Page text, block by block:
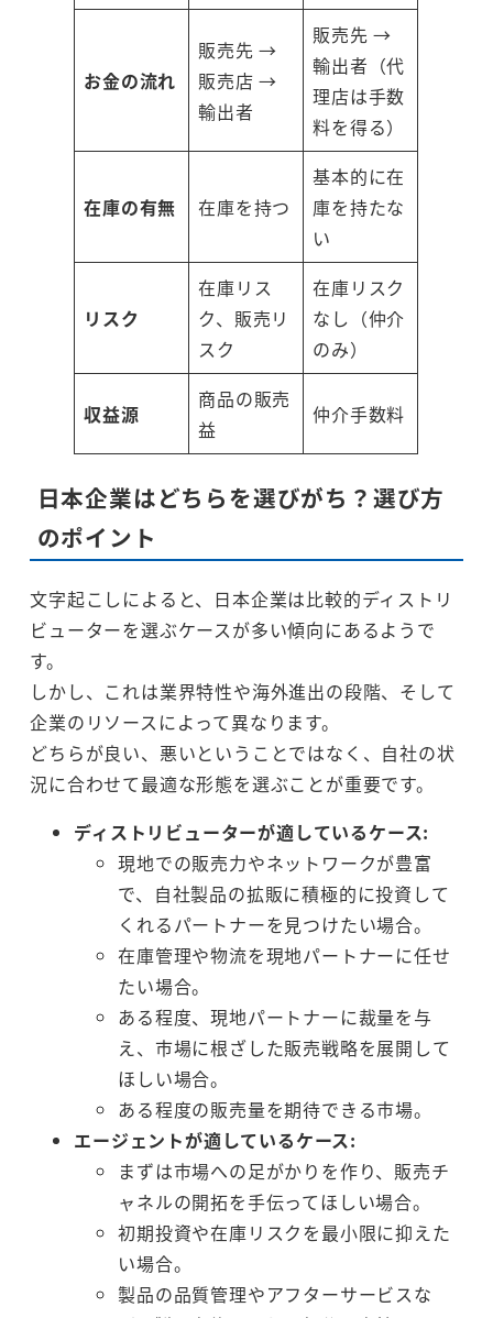
お金の流れ
販売先 →
販売店 →
輸出者
販売先 →
輸出者（代
理店は手数
料を得る）
在庫の有無 在庫を持つ
基本的に在
庫を持たな
い
リスク
在庫リス
ク、販売リ
スク
在庫リスク
なし（仲介
のみ）
収益源
商品の販売
益
仲介手数料
日本企業はどちらを選びがち？選び方
のポイント
文字起こしによると、日本企業は比較的ディストリ
ビューターを選ぶケースが多い傾向にあるようで
す。
しかし、これは業界特性や海外進出の段階、そして
企業のリソースによって異なります。
どちらが良い、悪いということではなく、自社の状
況に合わせて最適な形態を選ぶことが重要です。
ディストリビューターが適しているケース:
現地での販売力やネットワークが豊富
で、自社製品の拡販に積極的に投資して
くれるパートナーを見つけたい場合。
在庫管理や物流を現地パートナーに任せ
たい場合。
ある程度、現地パートナーに裁量を与
え、市場に根ざした販売戦略を展開して
ほしい場合。
ある程度の販売量を期待できる市場。
エージェントが適しているケース:
まずは市場への足がかりを作り、販売チ
ャネルの開拓を手伝ってほしい場合。
初期投資や在庫リスクを最小限に抑えた
い場合。
製品の品質管理やアフターサービスな